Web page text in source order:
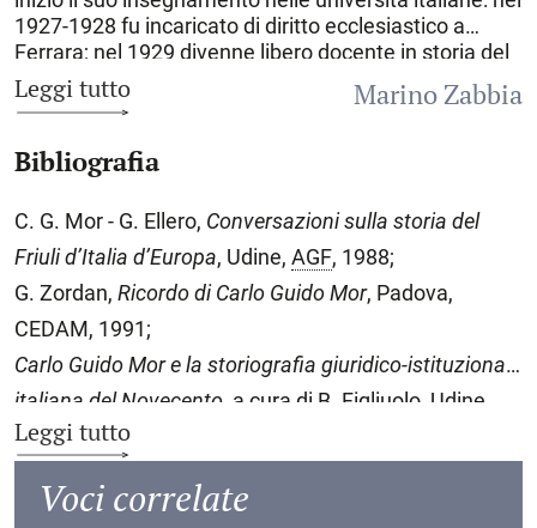
1927-1928 fu incaricato di diritto ecclesiastico a
Ferrara; nel 1929 divenne libero docente in storia del
diritto italiano; nel 1932 insegnò storia del diritto
italiano aCagliari
; dal 1935 al 1957 fu professore
nella quale ricoprì anche la carica di rettore dal 1943
al 1947; dal 1953 al 1963 insegnò alla Facoltà di
lettere e filosofia dell’Università di Trieste ; infine, dal
1957 al 1979 fu professore aPadova, dove concluse
la sua carriera accademica, dopo essere stato
nominato professore emerito. A questa lunga e
prestigiosa attività di studio ed insegnamento sono
legati i numerosi riconoscimenti conferiti a M.:
dall’anno della fondazione (1952) egli fece parte del
consiglio del Centro di studi sull’alto medioevo di
Spoleto, fu componente della International
Commission for History of Ancient Parliaments,
l’Histoire des Villes, vicepresidente dell’Association
Leggi tutto
Marino Zabbia
Bibliografia
C. G. Mor - G. Ellero, Conversazioni sulla storia del
Friuli d’Italia d’Europa, Udine, AGF, 1988;
G. Zordan, Ricordo di Carlo Guido Mor, Padova,
CEDAM, 1991;
Carlo Guido Mor e la storiografia giuridico-istituzionale
italiana del Novecento , a cura di B. Figliuolo, Udine,
Forum, 2003.
Leggi tutto
Voci correlate